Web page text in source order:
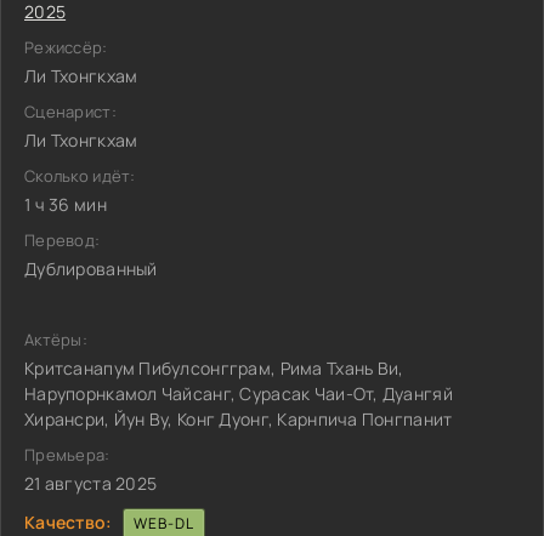
2025
Режиссёр:
Ли Тхонгкхам
Сценарист:
Ли Тхонгкхам
Сколько идёт:
1 ч 36 мин
Перевод:
Дублированный
Актёры:
Критсанапум Пибулсонгграм, Рима Тхань Ви,
Нарупорнкамол Чайсанг, Сурасак Чаи-От, Дуангяй
Хирансри, Йун Ву, Конг Дуонг, Карнпича Понгпанит
Премьера:
21 августа 2025
Качество:
WEB-DL